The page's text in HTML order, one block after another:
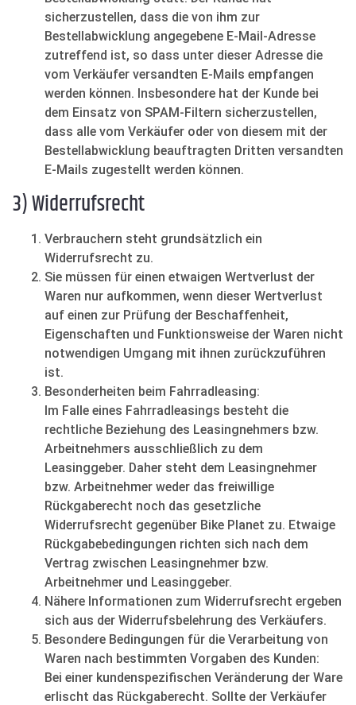
sicherzustellen, dass die von ihm zur
Bestellabwicklung angegebene E-Mail-Adresse
zutreffend ist, so dass unter dieser Adresse die
vom Verkäufer versandten E-Mails empfangen
werden können. Insbesondere hat der Kunde bei
dem Einsatz von SPAM-Filtern sicherzustellen,
dass alle vom Verkäufer oder von diesem mit der
Bestellabwicklung beauftragten Dritten versandten
E-Mails zugestellt werden können.
3) Widerrufsrecht
Verbrauchern steht grundsätzlich ein
Widerrufsrecht zu.
Sie müssen für einen etwaigen Wertverlust der
Waren nur aufkommen, wenn dieser Wertverlust
auf einen zur Prüfung der Beschaffenheit,
Eigenschaften und Funktionsweise der Waren nicht
notwendigen Umgang mit ihnen zurückzuführen
ist.
Besonderheiten beim Fahrradleasing:
Im Falle eines Fahrradleasings besteht die
rechtliche Beziehung des Leasingnehmers bzw.
Arbeitnehmers ausschließlich zu dem
Leasinggeber. Daher steht dem Leasingnehmer
bzw. Arbeitnehmer weder das freiwillige
Rückgaberecht noch das gesetzliche
Widerrufsrecht gegenüber Bike Planet zu. Etwaige
Rückgabebedingungen richten sich nach dem
Vertrag zwischen Leasingnehmer bzw.
Arbeitnehmer und Leasinggeber.
Nähere Informationen zum Widerrufsrecht ergeben
sich aus der Widerrufsbelehrung des Verkäufers.
Besondere Bedingungen für die Verarbeitung von
Waren nach bestimmten Vorgaben des Kunden:
Bei einer kundenspezifischen Veränderung der Ware
erlischt das Rückgaberecht. Sollte der Verkäufer